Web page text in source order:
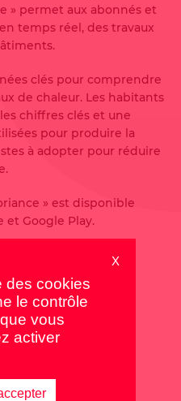
» permet aux abonnés et
temps réel, des travaux
clés pour comprendre
de chaleur. Les habitants
chiffres clés et une
pour produire la
à adopter pour réduire
» est disponible
Google Play.
X
des cookies
le contrôle
vous
activer